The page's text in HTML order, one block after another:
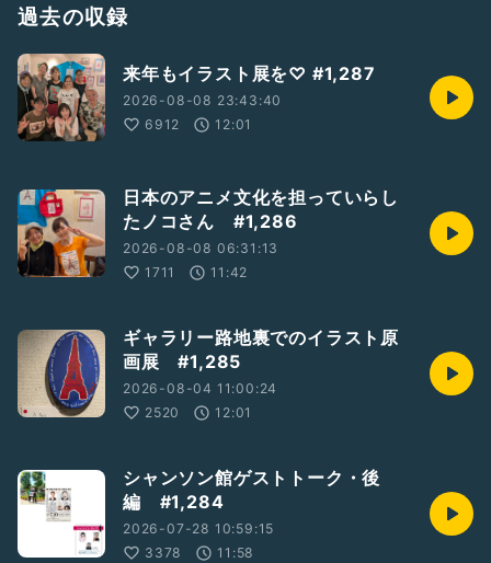
選曲も構成し直します。
おまけに絵も描きたくなっていて
脳がうごめいてます。
身体の中を流れている血が
躍動しているのは
先日のルネスホールで
ないでしょうか。
ライブは19:00開演。
是非、聴きにいらしてくださいませ。
#天使のコンチェルトハロウィン
#ガッツリハロウィン
#福のあみ
#縁起人
#歌手
#Radiotalk
過去の収録
来年もイラスト展を♡ #1,287
2026-08-08 23:43:40
6912
12:01
日本のアニメ文化を担っていらし
たノコさん #1,286
2026-08-08 06:31:13
1711
11:42
ギャラリー路地裏でのイラスト原
画展 #1,285
2026-08-04 11:00:24
2520
12:01
シャンソン館ゲストトーク・後
編 #1,284
2026-07-28 10:59:15
3378
11:58